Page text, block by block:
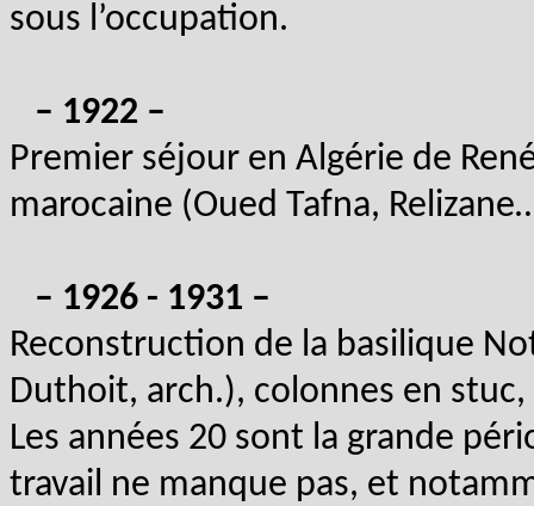
sous l’occupation.
– 1922 –
Premier séjour en Algérie de
marocaine (Oued Tafna,
– 1926 - 1931 –
Reconstruction de la basilique
Duthoit, arch.), colonnes en
Les années 20 sont la grande
travail ne manque pas, et